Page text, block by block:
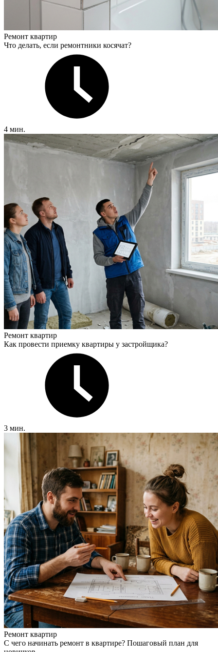
Ремонт квартир
Что делать, если ремонтники косячат?
4 мин.
Ремонт квартир
Как провести приемку квартиры у застройщика?
3 мин.
Ремонт квартир
С чего начинать ремонт в квартире? Пошаговый план для